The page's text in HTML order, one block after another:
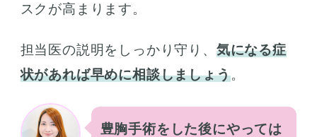
スクが高まります。
担当医の説明をしっかり守り、 気になる症
状があれば早めに相談しましょう。
豊胸手術をした後にやっては